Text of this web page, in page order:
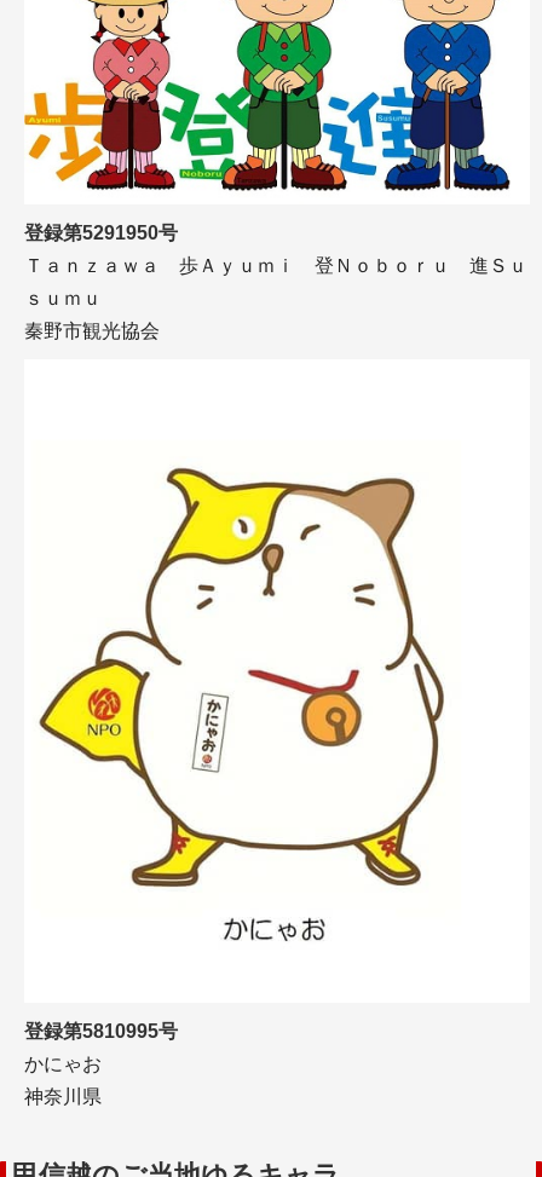
登録第5291950号
Ｔａｎｚａｗａ 歩Ａｙｕｍｉ 登Ｎｏｂｏｒｕ 進Ｓｕ
ｓｕｍｕ
秦野市観光協会
登録第5810995号
かにゃお
神奈川県